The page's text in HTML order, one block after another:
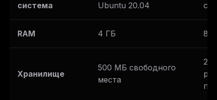
система
Ubuntu 20.04
RAM 4 ГБ 8
Хранилище
500 МБ свободного
места
2